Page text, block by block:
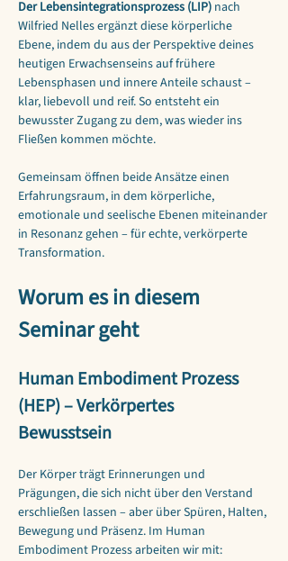
Der Lebensintegrationsprozess (LIP) nach
Wilfried Nelles ergänzt diese körperliche
Ebene, indem du aus der Perspektive deines
heutigen Erwachsenseins auf frühere
Lebensphasen und innere Anteile schaust –
klar, liebevoll und reif. So entsteht ein
bewusster Zugang zu dem, was wieder ins
Fließen kommen möchte.
Gemeinsam öffnen beide Ansätze einen
Erfahrungsraum, in dem körperliche,
emotionale und seelische Ebenen miteinander
in Resonanz gehen – für echte, verkörperte
Transformation.
Worum es in diesem
Seminar geht
Human Embodiment Prozess
(HEP) – Verkörpertes
Bewusstsein
Der Körper trägt Erinnerungen und
Prägungen, die sich nicht über den Verstand
erschließen lassen – aber über Spüren, Halten,
Bewegung und Präsenz. Im Human
Embodiment Prozess arbeiten wir mit: